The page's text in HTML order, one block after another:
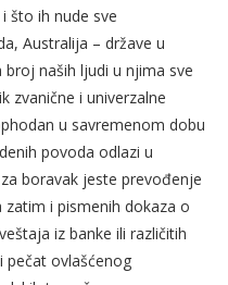
što ih nude sve
Australija – države u
naših ljudi u njima sve
zvanične i univerzalne
u savremenom dobu
povoda odlazi u
boravak jeste prevođenje
i pismenih dokaza o
iz banke ili različitih
pečat ovlašćenog